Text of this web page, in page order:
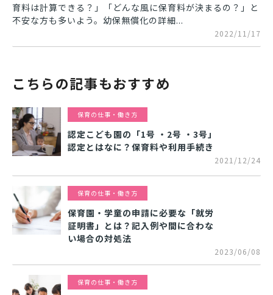
育料は計算できる？」「どんな風に保育料が決まるの？」と
不安な方も多いよう。幼保無償化の詳細...
2022/11/17
こちらの記事もおすすめ
保育の仕事・働き方
認定こども園の「1号 ・2号 ・3号」
認定とはなに？保育料や利用手続き
2021/12/24
保育の仕事・働き方
保育園・学童の申請に必要な「就労
証明書」とは？記入例や間に合わな
い場合の対処法
2023/06/08
保育の仕事・働き方